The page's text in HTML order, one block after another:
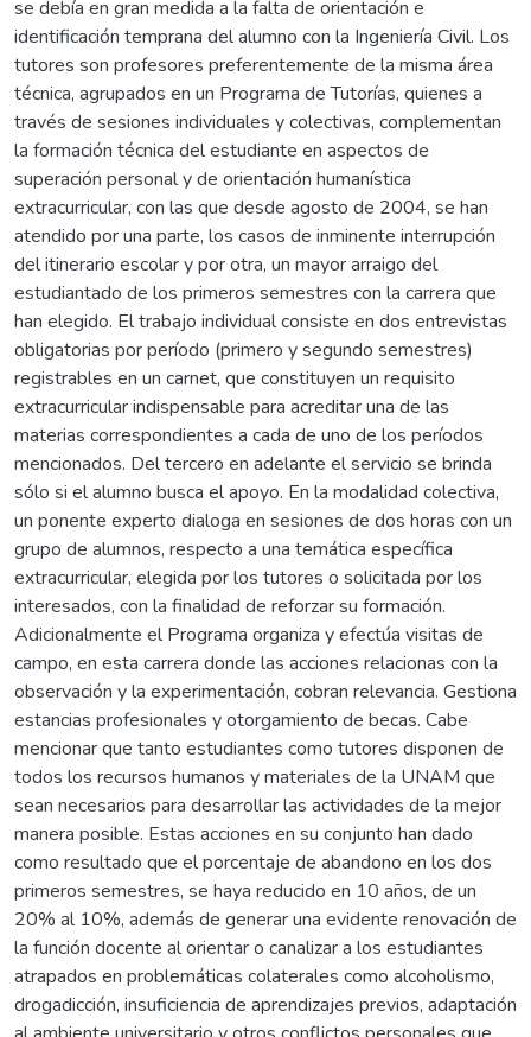
se debía en gran medida a la falta de orientación e
identificación temprana del alumno con la Ingeniería Civil. Los
tutores son profesores preferentemente de la misma área
técnica, agrupados en un Programa de Tutorías, quienes a
través de sesiones individuales y colectivas, complementan
la formación técnica del estudiante en aspectos de
superación personal y de orientación humanística
extracurricular, con las que desde agosto de 2004, se han
atendido por una parte, los casos de inminente interrupción
del itinerario escolar y por otra, un mayor arraigo del
estudiantado de los primeros semestres con la carrera que
han elegido. El trabajo individual consiste en dos entrevistas
obligatorias por período (primero y segundo semestres)
registrables en un carnet, que constituyen un requisito
extracurricular indispensable para acreditar una de las
materias correspondientes a cada de uno de los períodos
mencionados. Del tercero en adelante el servicio se brinda
sólo si el alumno busca el apoyo. En la modalidad colectiva,
un ponente experto dialoga en sesiones de dos horas con un
grupo de alumnos, respecto a una temática específica
extracurricular, elegida por los tutores o solicitada por los
interesados, con la finalidad de reforzar su formación.
Adicionalmente el Programa organiza y efectúa visitas de
campo, en esta carrera donde las acciones relacionas con la
observación y la experimentación, cobran relevancia. Gestiona
estancias profesionales y otorgamiento de becas. Cabe
mencionar que tanto estudiantes como tutores disponen de
todos los recursos humanos y materiales de la UNAM que
sean necesarios para desarrollar las actividades de la mejor
manera posible. Estas acciones en su conjunto han dado
como resultado que el porcentaje de abandono en los dos
primeros semestres, se haya reducido en 10 años, de un
20% al 10%, además de generar una evidente renovación de
la función docente al orientar o canalizar a los estudiantes
atrapados en problemáticas colaterales como alcoholismo,
drogadicción, insuficiencia de aprendizajes previos, adaptación